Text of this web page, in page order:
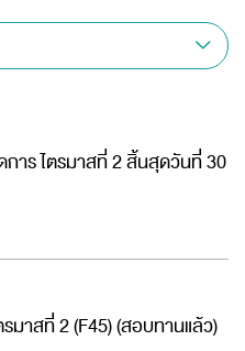
การ ไตรมาสที่ 2 สิ้นสุดวันที่ 30
มาสที่ 2 (F45) (สอบทานแล้ว)